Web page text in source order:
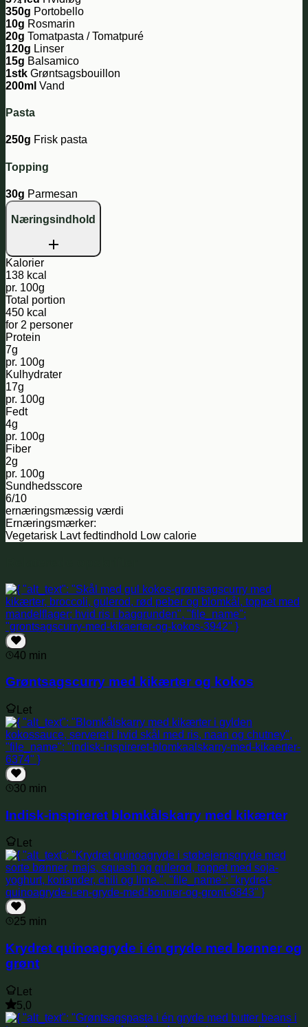
350g Portobello
10g Rosmarin
20g Tomatpasta / Tomatpuré
120g Linser
15g Balsamico
1stk Grøntsagsbouillon
200ml Vand
Pasta
250g Frisk pasta
Topping
30g Parmesan
Næringsindhold
Kalorier
138 kcal
pr. 100g
Total portion
450 kcal
for 2 personer
Protein
7g
pr. 100g
Kulhydrater
17g
pr. 100g
Fedt
4g
pr. 100g
Fiber
2g
pr. 100g
Sundhedsscore
6/10
ernæringsmæssig værdi
Ernæringsmærker:
Vegetarisk Lavt fedtindhold Low calorie
40 min
Grøntsagscurry med kikærter og kokos
Let
30 min
Indisk-inspireret blomkålskarry med kikærter
Let
25 min
Krydret quinoagryde i én gryde med bønner og
grønt
Let
5,0